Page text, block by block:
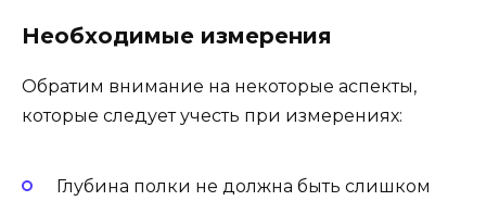
Необходимые измерения
Обратим внимание на некоторые аспекты,
которые следует учесть при измерениях:
Глубина полки не должна быть слишком